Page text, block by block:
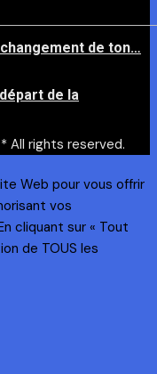
de ton…
de la
All rights reserved.
Web pour vous offrir
vos
cliquant sur « Tout
de TOUS les